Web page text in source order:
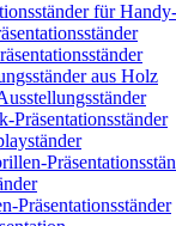
für
aus Holz
Präsentationsständer
Präsentationsständer